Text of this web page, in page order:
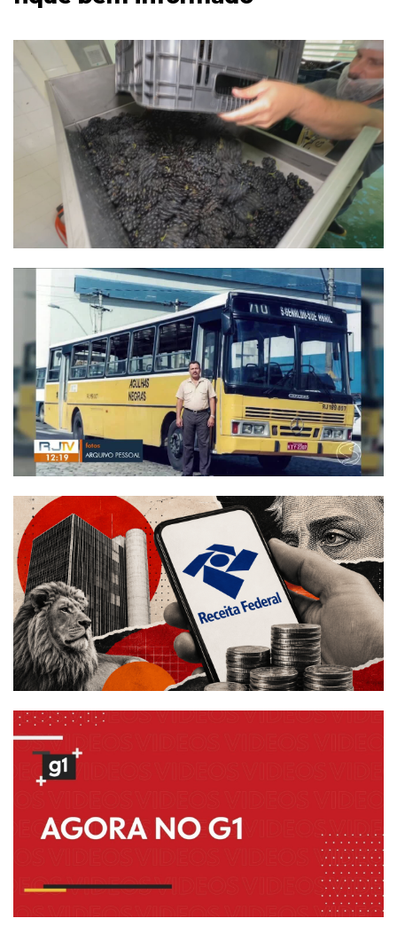
Termos de uso Sitemap
jornal na internet - Byafirma.cc